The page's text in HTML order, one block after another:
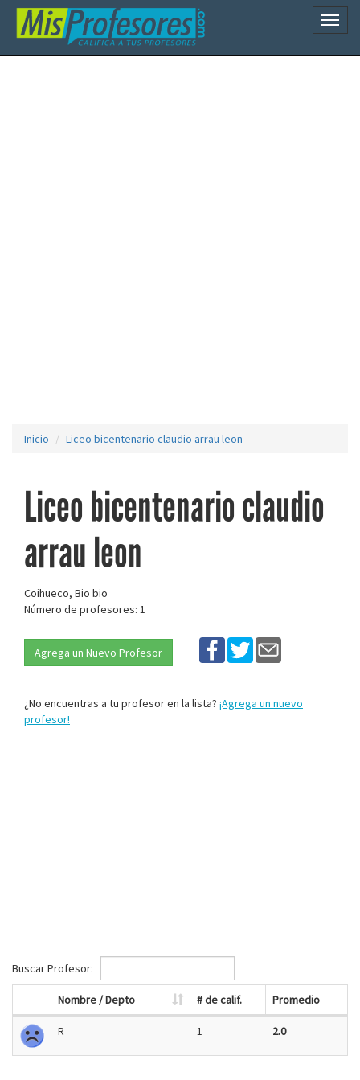
Inicio Liceo bicentenario claudio arrau leon
Liceo bicentenario claudio
arrau leon
Coihueco, Bio bio
Número de profesores: 1
Agrega un Nuevo Profesor
¿No encuentras a tu profesor en la lista? ¡Agrega un nuevo
profesor!
Buscar Profesor:
Nombre / Depto # de calif. Promedio
R 1 2.0